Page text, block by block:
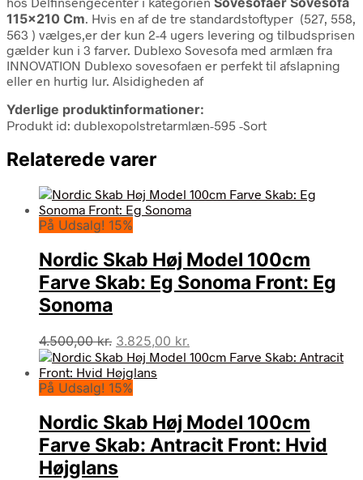
115×210 Cm. Hvis en af de tre standardstoftyper (527, 558,
563 ) vælges,er der kun 2-4 ugers levering og tilbudsprisen
gælder kun i 3 farver. Dublexo Sovesofa med armlæn fra
INNOVATION Dublexo sovesofaen er perfekt til afslapning
eller en hurtig lur. Alsidigheden af
Yderlige produktinformationer:
Produkt id: dublexopolstretarmlæn-595 -Sort
Relaterede varer
På Udsalg! 15%
Nordic Skab Høj Model 100cm
Farve Skab: Eg Sonoma Front: Eg
Sonoma
4.500,00kr. Den
oprindelige
pris
var:
3.825,00 kr.
aktuelle
På Udsalg! 15%
Nordic Skab Høj Model 100cm
Farve Skab: Antracit Front: Hvid
Højglans